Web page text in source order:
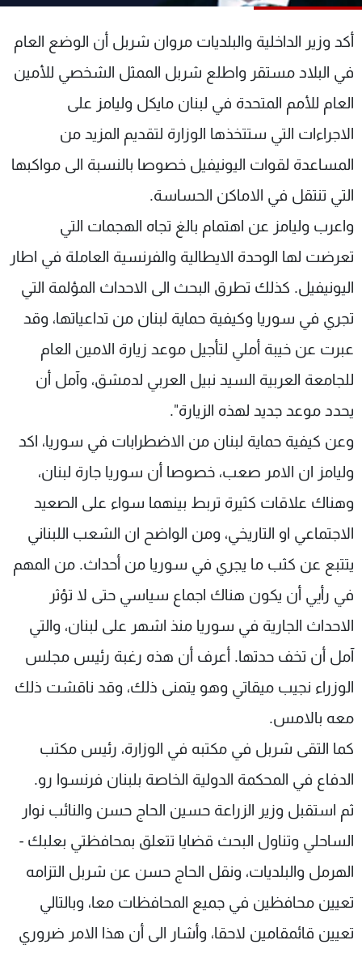
أكد وزير الداخلية والبلديات مروان شربل أن الوضع العام
في البلاد مستقر واطلع شربل الممثل الشخصي للأمين
العام للأمم المتحدة في لبنان مايكل وليامز على
الاجراءات التي ستتخذها الوزارة لتقديم المزيد من
المساعدة لقوات اليونيفيل خصوصا بالنسبة الى مواكبها
التي تنتقل في الاماكن الحساسة.
واعرب وليامز عن اهتمام بالغ تجاه الهجمات التي
تعرضت لها الوحدة الايطالية والفرنسية العاملة في اطار
اليونيفيل. كذلك تطرق البحث الى الاحداث المؤلمة التي
تجري في سوريا وكيفية حماية لبنان من تداعياتها، وقد
عبرت عن خيبة أملي لتأجيل موعد زيارة الامين العام
للجامعة العربية السيد نبيل العربي لدمشق، وآمل أن
يحدد موعد جديد لهذه الزيارة".
وعن كيفية حماية لبنان من الاضطرابات في سوريا، اكد
وليامز ان الامر صعب، خصوصا أن سوريا جارة لبنان،
وهناك علاقات كثيرة تربط بينهما سواء على الصعيد
الاجتماعي او التاريخي، ومن الواضح ان الشعب اللبناني
يتتبع عن كثب ما يجري في سوريا من أحداث. من المهم
في رأيي أن يكون هناك اجماع سياسي حتى لا تؤثر
الاحداث الجارية في سوريا منذ اشهر على لبنان، والتي
آمل أن تخف حدتها. أعرف أن هذه رغبة رئيس مجلس
الوزراء نجيب ميقاتي وهو يتمنى ذلك، وقد ناقشت ذلك
معه بالامس.
كما التقى شربل في مكتبه في الوزارة، رئيس مكتب
الدفاع في المحكمة الدولية الخاصة بلبنان فرنسوا رو.
ثم استقبل وزير الزراعة حسين الحاج حسن والنائب نوار
الساحلي وتناول البحث قضايا تتعلق بمحافظتي بعلبك -
الهرمل والبلديات، ونقل الحاج حسن عن شربل التزامه
تعيين محافظين في جميع المحافظات معا، وبالتالي
تعيين قائمقامين لاحقا، وأشار الى أن هذا الامر ضروري
الترددات
الإنـتـاج
لاعلاناتكم
تواصل معنا
شروط الإسـتخدام
سياسة الخصوصية